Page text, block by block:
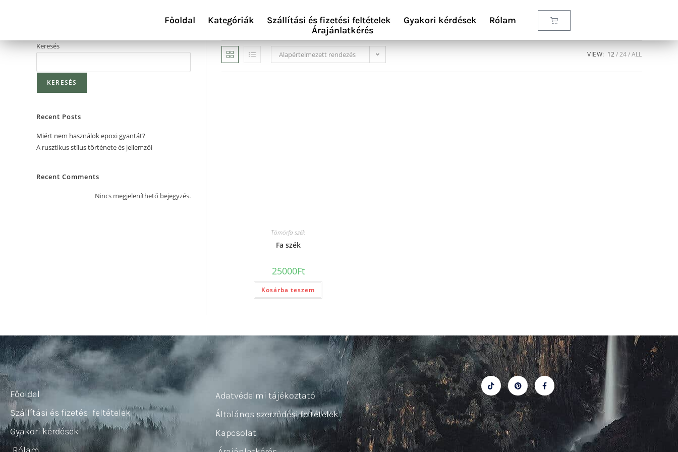
Főoldal Kategóriák Szállítási és fizetési feltételek Gyakori kérdések
Rólam
Árajánlatkérés
Alapértelmezett rendezés VIEW: 12 24 ALL
Tömörfa szék
Fa szék
25000Ft
Kosárba teszem
Keresés
KERESÉS
Recent Posts
Miért nem használok epoxi gyantát?
A rusztikus stílus története és jellemzői
Recent Comments
Nincs megjeleníthető bejegyzés.
Főoldal
Szállítási és fizetési feltételek
Gyakori kérdések
Adatvédelmi tájékoztató
Általános szerződési feltételek
Kapcsolat